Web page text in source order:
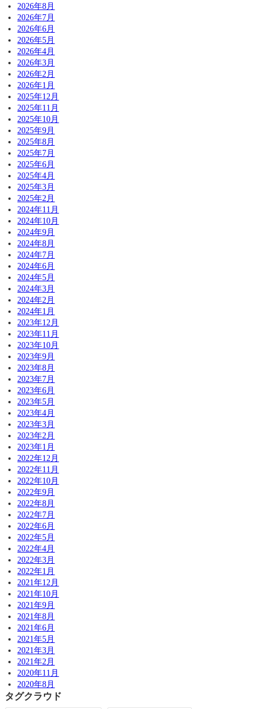
2026年8月
2026年7月
2026年6月
2026年5月
2026年4月
2026年3月
2026年2月
2026年1月
2025年12月
2025年11月
2025年10月
2025年9月
2025年8月
2025年7月
2025年6月
2025年4月
2025年3月
2025年2月
2024年11月
2024年10月
2024年9月
2024年8月
2024年7月
2024年6月
2024年5月
2024年3月
2024年2月
2024年1月
2023年12月
2023年11月
2023年10月
2023年9月
2023年8月
2023年7月
2023年6月
2023年5月
2023年4月
2023年3月
2023年2月
2023年1月
2022年12月
2022年11月
2022年10月
2022年9月
2022年8月
2022年7月
2022年6月
2022年5月
2022年4月
2022年3月
2022年1月
2021年12月
2021年10月
2021年9月
2021年8月
2021年6月
2021年5月
2021年3月
2021年2月
2020年11月
2020年8月
タグクラウド